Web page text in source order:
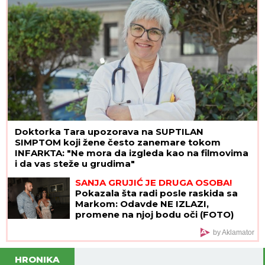
SRBINŽeljko, sin Marka i Milojke, igra u seriji
SULTANIJA KOSEM, a nije znao NI REČ TURSKOG
pre snimanja: Pohađao školu gde su glumu učili
Merilin Monro i Paćino, a evo kako su ga Turci
primetili
Sa koliko partnera ste SPAVALI?
Novo istraživanje otkriva šta vaša
INTIMNA PROŠLOST govori o vama
Ana Nikolić jezivo preti ženi Slobe
Radanovića! Isplivao snimak:
"Odseći ću ti jezik, rasturiću ti i ovaj
brak" (VIDEO)